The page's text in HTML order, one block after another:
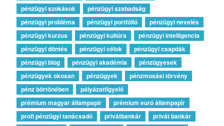
pénzügyi szokások
pénzügyi szabadság
pénzügyi probléma
pénzügyi portfólió
pénzügyi nevelés
pénzügyi kurzus
pénzügyi kultúra
pénzügyi intelligencia
pénzügyi döntés
pénzügyi célok
pénzügyi csapdák
pénzügyi blog
pénzügyi akadémia
pénzügyesek
pénzügyek okosan
pénzügyek
pénzmosási törvény
pénz börtönében
pályázatfigyelő
prémium magyar állampapír
prémium euró állampapír
profi pénzügyi tanácsadó
privátbankár
privát bankár